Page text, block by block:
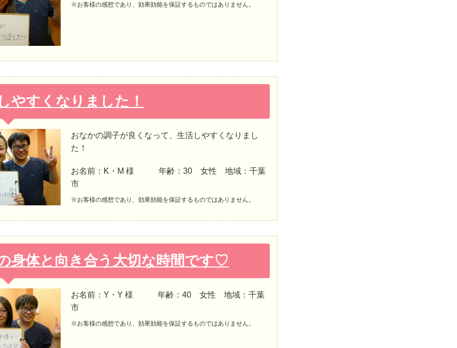
※お客様の感想であり、効果効能を保証するものではありません。
やすくなりました！
おなかの調子が良くなって、生活しやすくなりまし
た！
お名前：K・M 様 年齢：30 女性 地域：千葉
市
※お客様の感想であり、効果効能を保証するものではありません。
身体と向き合う大切な時間です♡
お名前：Y・Y 様 年齢：40 女性 地域：千葉
市
※お客様の感想であり、効果効能を保証するものではありません。